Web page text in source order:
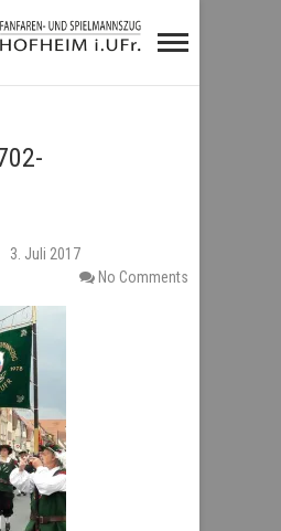
und
3. Juli 2017
No Comments